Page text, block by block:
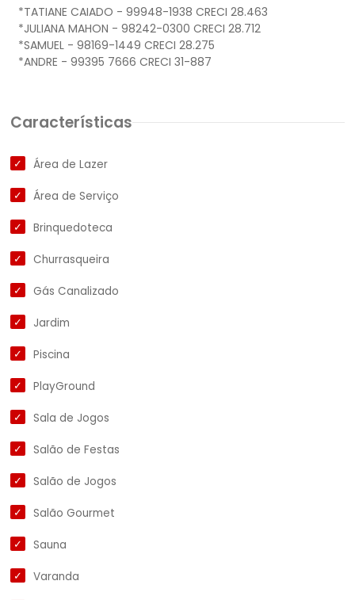
*TATIANE CAIADO - 99948-1938 CRECI 28.463
*JULIANA MAHON - 98242-0300 CRECI 28.712
*SAMUEL - 98169-1449 CRECI 28.275
Características
Área de Lazer
Área de Serviço
Brinquedoteca
Churrasqueira
Gás Canalizado
Jardim
Piscina
PlayGround
Sala de Jogos
Salão de Festas
Salão de Jogos
Salão Gourmet
Sauna
Varanda